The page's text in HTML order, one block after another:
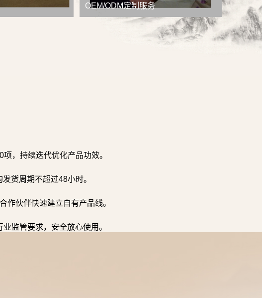
OEM/ODM定制服务
，持续迭代优化产品功效。
货周期不超过48小时。
作伙伴快速建立自有产品线。
监管要求，安全放心使用。